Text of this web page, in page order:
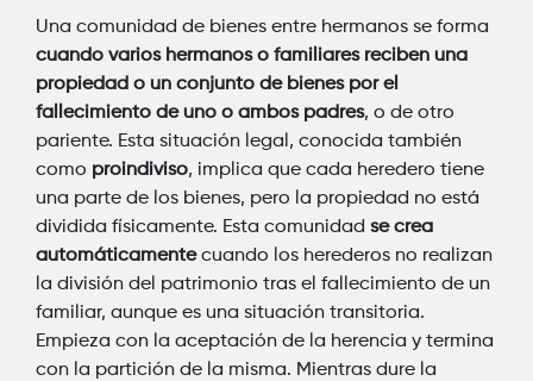
Una comunidad de bienes entre hermanos se forma
cuando varios hermanos o familiares reciben una
propiedad o un conjunto de bienes por el
fallecimiento de uno o ambos padres, o de otro
pariente. Esta situación legal, conocida también
como proindiviso, implica que cada heredero tiene
una parte de los bienes, pero la propiedad no está
dividida físicamente. Esta comunidad se crea
automáticamentecuando los herederos no realizan
la división del patrimonio tras el fallecimiento de un
familiar, aunque es una situación transitoria.
Empieza con la aceptación de la herencia y termina
con la partición de la misma. Mientras dure la